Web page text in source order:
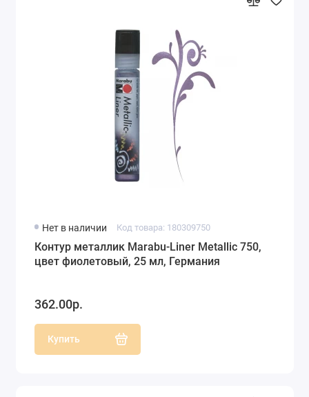
Нет в наличии Код товара: 180309750
Контур металлик Marabu-Liner Metallic 750,
цвет фиолетовый, 25 мл, Германия
362.00р.
Купить